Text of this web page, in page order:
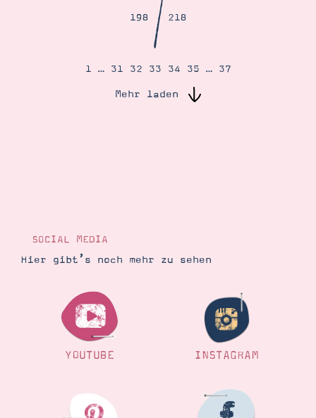
198/218
1 … 31 32 33 34 35 … 37
Mehr laden
SOCIAL MEDIA
Hier gibt’s noch mehr zu sehen
YOUTUBE INSTAGRAM